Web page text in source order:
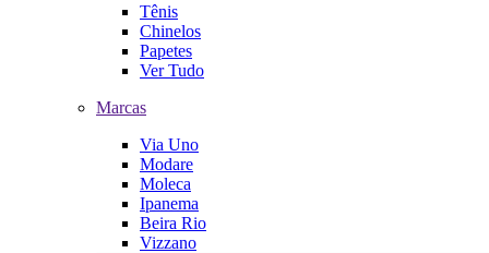
Tênis
Chinelos
Papetes
Ver Tudo
Marcas
Via Uno
Modare
Moleca
Ipanema
Beira Rio
Vizzano